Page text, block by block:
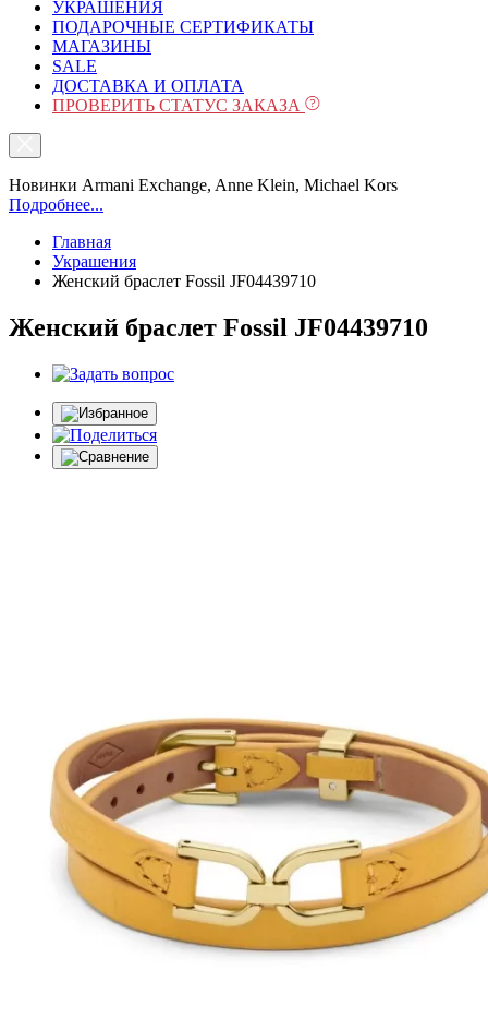
УКРАШЕНИЯ
ПОДАРОЧНЫЕ СЕРТИФИКАТЫ
МАГАЗИНЫ
SALE
ДОСТАВКА И ОПЛАТА
ПРОВЕРИТЬ СТАТУС ЗАКАЗА
Новинки Armani Exchange, Anne Klein, Michael Kors
Подробнее...
Главная
Украшения
Женский браслет Fossil JF04439710
Женский браслет Fossil JF04439710